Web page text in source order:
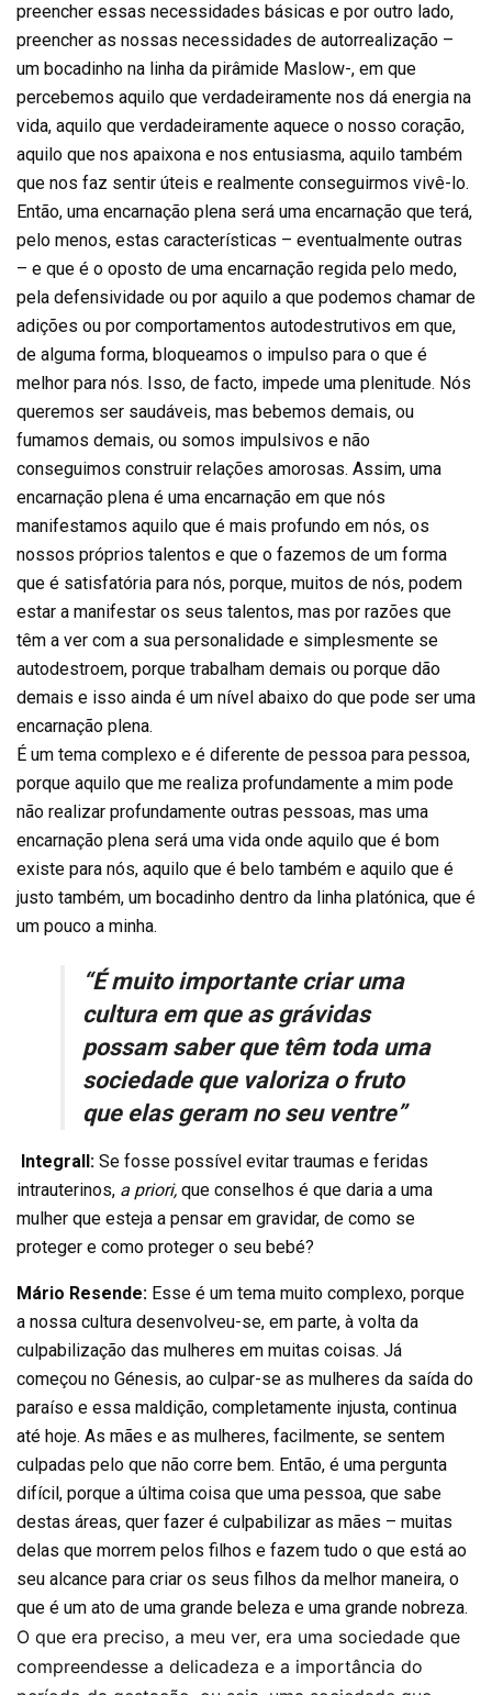
preencher essas necessidades básicas e por outro lado,
preencher as nossas necessidades de autorrealização –
um bocadinho na linha da pirâmide Maslow-, em que
percebemos aquilo que verdadeiramente nos dá energia na
vida, aquilo que verdadeiramente aquece o nosso coração,
aquilo que nos apaixona e nos entusiasma, aquilo também
que nos faz sentir úteis e realmente conseguirmos vivê-lo.
Então, uma encarnação plena será uma encarnação que terá,
pelo menos, estas características – eventualmente outras
– e que é o oposto de uma encarnação regida pelo medo,
pela defensividade ou por aquilo a que podemos chamar de
adições ou por comportamentos autodestrutivos em que,
de alguma forma, bloqueamos o impulso para o que é
melhor para nós. Isso, de facto, impede uma plenitude. Nós
queremos ser saudáveis, mas bebemos demais, ou
fumamos demais, ou somos impulsivos e não
conseguimos construir relações amorosas. Assim, uma
encarnação plena é uma encarnação em que nós
manifestamos aquilo que é mais profundo em nós, os
nossos próprios talentos e que o fazemos de um forma
que é satisfatória para nós, porque, muitos de nós, podem
estar a manifestar os seus talentos, mas por razões que
têm a ver com a sua personalidade e simplesmente se
autodestroem, porque trabalham demais ou porque dão
demais e isso ainda é um nível abaixo do que pode ser uma
encarnação plena.
É um tema complexo e é diferente de pessoa para pessoa,
porque aquilo que me realiza profundamente a mim pode
não realizar profundamente outras pessoas, mas uma
encarnação plena será uma vida onde aquilo que é bom
existe para nós, aquilo que é belo também e aquilo que é
justo também, um bocadinho dentro da linha platónica, que é
um pouco a minha.
“É muito importante criar uma
cultura em que as grávidas
possam saber que têm toda uma
sociedade que valoriza o fruto
que elas geram no seu ventre”
Integrall: Se fosse possível evitar traumas e feridas
intrauterinos, a priori, que conselhos é que daria a uma
mulher que esteja a pensar em gravidar, de como se
proteger e como proteger o seu bebé?
Mário Resende: Esse é um tema muito complexo, porque
a nossa cultura desenvolveu-se, em parte, à volta da
culpabilização das mulheres em muitas coisas. Já
começou no Génesis, ao culpar-se as mulheres da saída do
paraíso e essa maldição, completamente injusta, continua
até hoje. As mães e as mulheres, facilmente, se sentem
culpadas pelo que não corre bem. Então, é uma pergunta
difícil, porque a última coisa que uma pessoa, que sabe
destas áreas, quer fazer é culpabilizar as mães – muitas
delas que morrem pelos filhos e fazem tudo o que está ao
seu alcance para criar os seus filhos da melhor maneira, o
que é um ato de uma grande beleza e uma grande nobreza.
O que era preciso, a meu ver, era uma sociedade que
compreendesse a delicadeza e a importância do